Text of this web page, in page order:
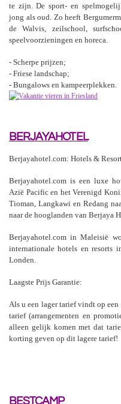
te zijn. De sport- en
jong als oud. Zo heeft
de Walvis, zeilschool,
speelvoorzieningen en horeca.
- Scherpe prijzen;
- Friese landschap;
- Bungalows en kampeerplekken.
BERJAYAHOTEL
Berjayahotel.com: Hotels &
Berjayahotel.com is een luxe
Azië Pacific en het Verenigd
Tioman, Langkawi en Redang
naar de hooglanden van Berjaya
Berjayahotel.com in Maleisië
internationale hotels en resorts
Londen.
Laagste Prijs Garantie:
Als u een lager tarief vindt op
tarief (arrangementen en
alleen gelijk komen met dat
korting geven op dit lagere tarief!
BESTCAMP